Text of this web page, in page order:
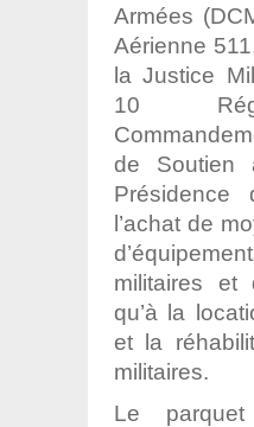
Armées
Aérienne
la Justice
10
de Soutien
l’achat de
militaires et
qu’à la
et la
militaires.
Le